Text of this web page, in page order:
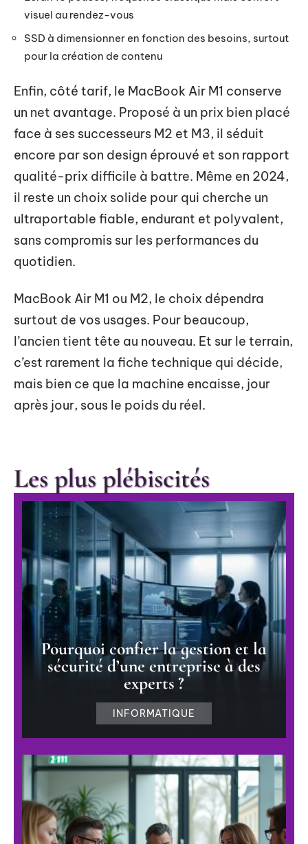
visuel au rendez-vous
SSD à dimensionner en fonction des besoins, surtout
pour la création de contenu
Enfin, côté tarif, le MacBook Air M1 conserve
un net avantage. Proposé à un prix bien placé
face à ses successeurs M2 et M3, il séduit
encore par son design éprouvé et son rapport
qualité-prix difficile à battre. Même en 2024,
il reste un choix solide pour qui cherche un
ultraportable fiable, endurant et polyvalent,
sans compromis sur les performances du
quotidien.
MacBook Air M1 ou M2, le choix dépendra
surtout de vos usages. Pour beaucoup,
l’ancien tient tête au nouveau. Et sur le terrain,
c’est rarement la fiche technique qui décide,
mais bien ce que la machine encaisse, jour
après jour, sous le poids du réel.
Les plus plébiscités
Pourquoi confier la gestion et la
sécurité d’une entreprise à des
experts ?
INFORMATIQUE